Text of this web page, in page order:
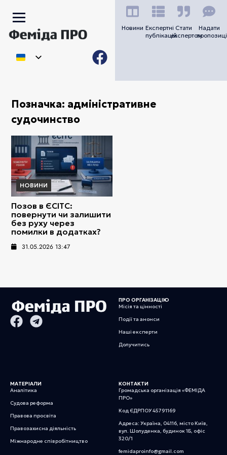
Новини Експертні
публікацій
Стати
експертом
Надати
Позначка: адміністративне
судочинство
НОВИНИ
Позов в ЄСІТС:
повернути чи залишити
без руху через
помилки в додатках?
31.05.2026 13:47
ПРО ОРГАНІЗАЦІЮ
Місія та цінності
Події та анонси
Наші експерти
Долучитись
МАТЕРІАЛИ
Аналітика
Судова реформа
Правова просвіта
Правозахисна діяльність
Міжнародне співробітництво
КОНТАКТИ
Громадська організація «ФЕМІДА
ПРО»
Код ЄДРПОУ 45791169
Адреса: Україна, 04116, місто Київ,
вул. Шолуденка, будинок 1Б, офіс
320/1
femidaproinfo@gmail.com